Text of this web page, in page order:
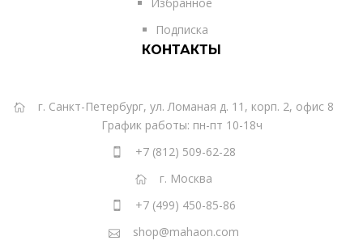
Подписка
КОНТАКТЫ
г. Санкт-Петербург, ул. Ломаная д. 11, корп. 2, офис 8
График работы: пн-пт 10-18ч
+7 (812) 509-62-28
г. Москва
+7 (499) 450-85-86
shop@mahaon.com